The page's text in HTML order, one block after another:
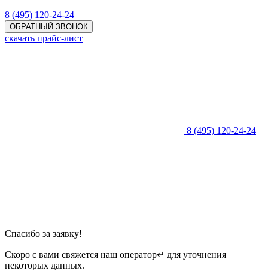
8 (495) 120-24-24
ОБРАТНЫЙ ЗВОНОК
скачать прайс-лист
8 (495) 120-24-24
Спасибо за заявку!
Скоро с вами свяжется наш оператор↵ для уточнения
некоторых данных.